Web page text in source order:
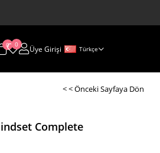
0 0 Üye Girişi Türkçe
< < Önceki Sayfaya Dön
Complete